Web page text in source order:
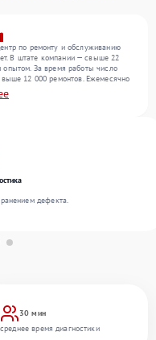
по ремонту и обслуживанию
В штате компании — свыше 22
опытом. За время работы число
12 000 ремонтов. Ежемесячно
включая , , . Мы беремся за
обслуживания благодаря
30 мин
среднее время диагностики
дефекта.